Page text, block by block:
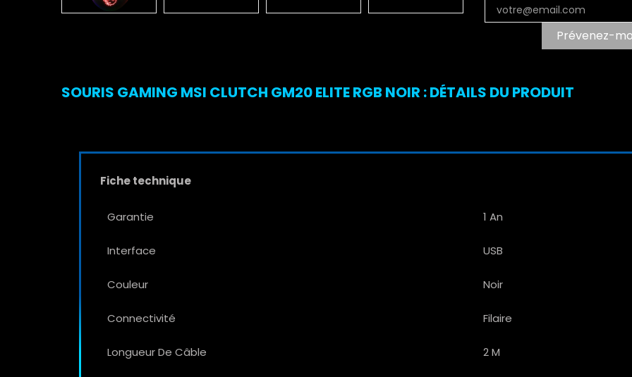
Prévenez-
SOURIS GAMING MSI CLUTCH GM20 ELITE RGB NOIR : DÉTAILS DU PRODUIT
Fiche technique
Garantie 1 An
Interface USB
Couleur Noir
Connectivité Filaire
Longueur De Câble 2 M